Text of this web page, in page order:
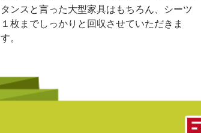
タンスと言った大型家具はもちろん、シーツ
１枚までしっかりと回収させていただきま
す。